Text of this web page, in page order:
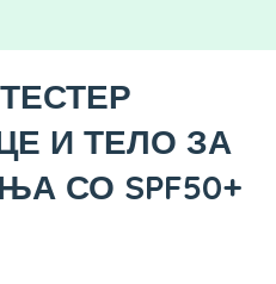
ТЕСТЕР
И ТЕЛО ЗА
СО SPF50+